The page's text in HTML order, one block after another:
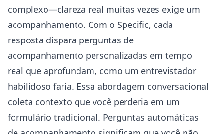
complexo—clareza real muitas vezes exige um
acompanhamento. Com o Specific, cada
resposta dispara perguntas de
acompanhamento personalizadas em tempo
real que aprofundam, como um entrevistador
habilidoso faria. Essa abordagem conversacional
coleta contexto que você perderia em um
formulário tradicional. Perguntas automáticas